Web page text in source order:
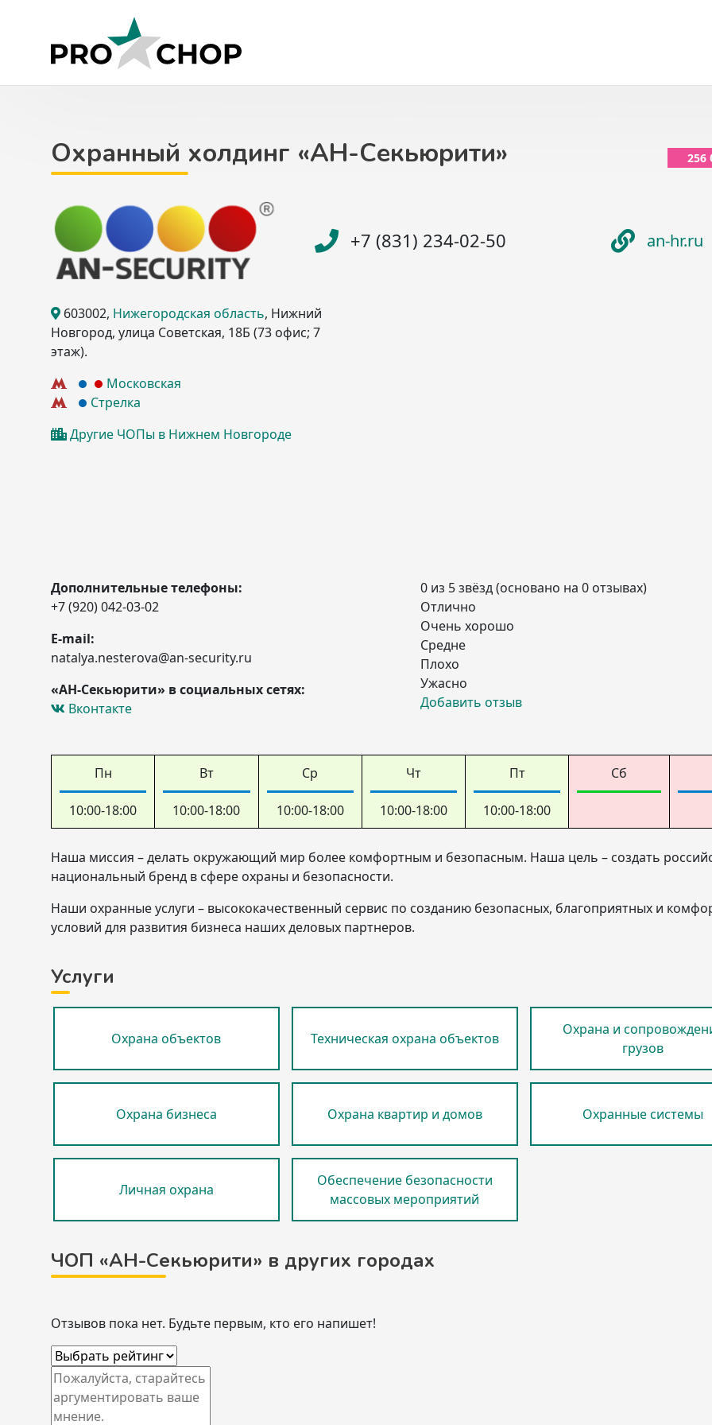
Охранный холдинг «АН-Секьюрити» 256
+7 (831) 234-02-50 an-hr.ru
603002, Нижегородская область, Нижний
Новгород, улица Советская, 18Б (73 офис; 7
этаж).
Московская
Стрелка
Другие ЧОПы в Нижнем Новгороде
Дополнительные телефоны:
+7 (920) 042-03-02
E-mail:
natalya.nesterova@an-security.ru
«АН-Секьюрити» в социальных сетях:
Вконтакте
0 из 5 звёзд (основано на 0 отзывах)
Отлично
Очень хорошо
Средне
Плохо
Ужасно
Добавить отзыв
Пн
10:00-18:00
Вт
10:00-18:00
Ср
10:00-18:00
Чт
10:00-18:00
Пт
10:00-18:00
Сб
Наша миссия – делать окружающий мир более комфортным и безопасным. Наша цель – создать
национальный бренд в сфере охраны и безопасности.
Наши охранные услуги – высококачественный сервис по созданию безопасных, благоприятных и
условий для развития бизнеса наших деловых партнеров.
Услуги
Охрана объектов Техническая охрана объектов
Охрана и
грузов
Охрана бизнеса Охрана квартир и домов Охранные системы
Личная охрана
Обеспечение безопасности
массовых мероприятий
ЧОП «АН-Секьюрити» в других городах
Отзывов пока нет. Будьте первым, кто его напишет!